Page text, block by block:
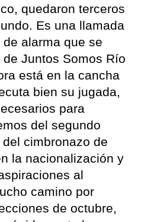
quedaron terceros
Es una llamada
alarma que se
Juntos Somos Río
está en la cancha
bien su jugada,
para
del segundo
cimbronazo de
la nacionalización y
al
camino por
de octubre,